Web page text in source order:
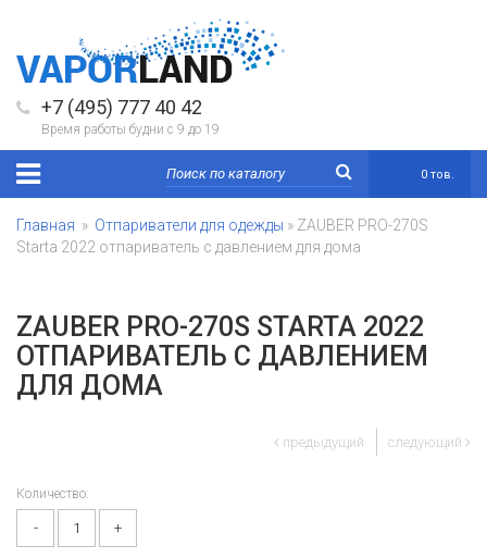
+7 (495) 777 40 42
Время работы будни с 9 до 19
0 тов.
Главная » Отпариватели для одежды » ZAUBER PRO-270S
Starta 2022 отпариватель с давлением для дома
ZAUBER PRO-270S STARTA 2022
ОТПАРИВАТЕЛЬ С ДАВЛЕНИЕМ
ДЛЯ ДОМА
предыдущий следующий
Количество:
- +